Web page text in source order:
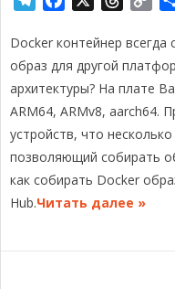
l
e
g
r
a
m
c
e
b
o
o
k
r
e
a
d
s
p
y
L
i
n
k
Docker контейнер
образ для другой
архитектуры? На плате
ARM64, ARMv8, aarch64.
устройств, что
позволяющий собирать
как собирать Docker
Hub.Читать далее »